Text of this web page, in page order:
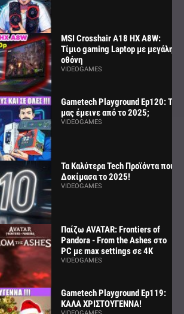
MSI Crosshair A18 HX A8W:
Τίμιο gaming Laptop με μεγάλη
οθόνη
VIDEOGAMES
Gametech Playground Ep120: Τι
μας έμεινε από το 2025;
VIDEOGAMES
Τα Καλύτερα Tech Προϊόντα που
Δοκίμασα το 2025!
VIDEOGAMES
Παίζω AVATAR: Frontiers of
Pandora - From the Ashes στο
PC με max settings σε 4K
VIDEOGAMES
Gametech Playground Ep119:
ΚΑΛΑ ΧΡΙΣΤΟΥΓΕΝΝΑ!